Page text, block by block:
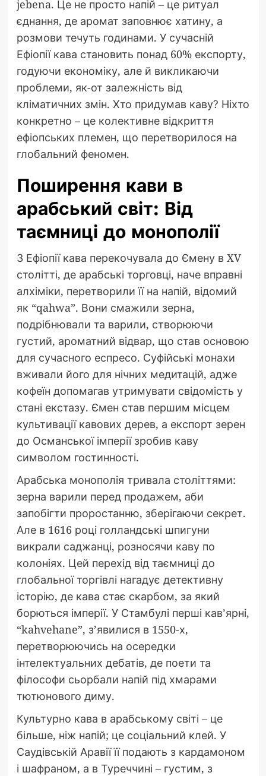
jebena. Це не просто напій – це ритуал
єднання, де аромат заповнює хатину, а
розмови течуть годинами. У сучасній
Ефіопії кава становить понад 60% експорту,
годуючи економіку, але й викликаючи
проблеми, як-от залежність від
кліматичних змін. Хто придумав каву? Ніхто
конкретно – це колективне відкриття
ефіопських племен, що перетворилося на
глобальний феномен.
Поширення кави в
арабський світ: Від
таємниці до монополії
З Ефіопії кава перекочувала до Ємену в XV
столітті, де арабські торговці, наче вправні
алхіміки, перетворили її на напій, відомий
як “qahwa”. Вони смажили зерна,
подрібнювали та варили, створюючи
густий, ароматний відвар, що став основою
для сучасного еспресо. Суфійські монахи
вживали його для нічних медитацій, адже
кофеїн допомагав утримувати свідомість у
стані екстазу. Ємен став першим місцем
культивації кавових дерев, а експорт зерен
до Османської імперії зробив каву
символом гостинності.
Арабська монополія тривала століттями:
зерна варили перед продажем, аби
запобігти проростанню, зберігаючи секрет.
Але в 1616 році голландські шпигуни
викрали саджанці, розносячи каву по
колоніях. Цей перехід від таємниці до
глобальної торгівлі нагадує детективну
історію, де кава стає скарбом, за який
борються імперії. У Стамбулі перші кав’ярні,
“kahvehane”, з’явилися в 1550-х,
перетворюючись на осередки
інтелектуальних дебатів, де поети та
філософи сьорбали напій під хмарами
тютюнового диму.
Культурно кава в арабському світі – це
більше, ніж напій; це соціальний клей. У
Саудівській Аравії її подають з кардамоном
і шафраном, а в Туреччині – густим, з